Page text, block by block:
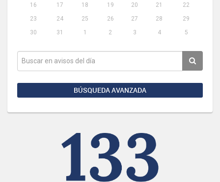
16
17 18 19 20 21
22
23
24 25 26 27 28
29
30
31 1 2 3 4 5
BÚSQUEDA AVANZADA